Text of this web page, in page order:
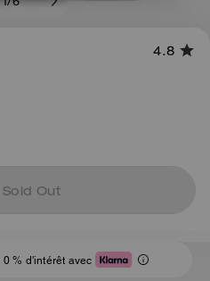
/6
4.8
Sold Out
% d'intérêt avec